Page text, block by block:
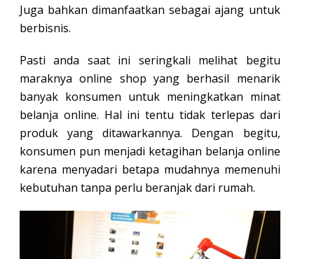
Juga bahkan dimanfaatkan sebagai ajang untuk
berbisnis.
Pasti anda saat ini seringkali melihat begitu
maraknya online shop yang berhasil menarik
banyak konsumen untuk meningkatkan minat
belanja online. Hal ini tentu tidak terlepas dari
produk yang ditawarkannya. Dengan begitu,
konsumen pun menjadi ketagihan belanja online
karena menyadari betapa mudahnya memenuhi
kebutuhan tanpa perlu beranjak dari rumah.